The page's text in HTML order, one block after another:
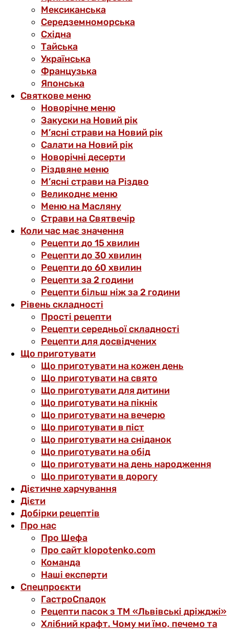
Мексиканська
Середземноморська
Східна
Тайська
Українська
Французька
Японська
Святкове меню
Новорічне меню
Закуски на Новий рік
М’ясні страви на Новий рік
Салати на Новий рік
Новорічні десерти
Різдвяне меню
М’ясні страви на Різдво
Великоднє меню
Меню на Масляну
Страви на Святвечір
Коли час має значення
Рецепти до 15 хвилин
Рецепти до 30 хвилин
Рецепти до 60 хвилин
Рецепти за 2 години
Рецепти більш ніж за 2 години
Рівень складності
Прості рецепти
Рецепти середньої складності
Рецепти для досвідчених
Що приготувати
Що приготувати на кожен день
Що приготувати на свято
Що приготувати для дитини
Що приготувати на пікнік
Що приготувати на вечерю
Що приготувати в піст
Що приготувати на сніданок
Що приготувати на обід
Що приготувати на день народження
Що приготувати в дорогу
Дієтичне харчування
Дієти
Добірки рецептів
Про нас
Про Шефа
Про сайт klopotenko.com
Команда
Наші експерти
Спецпроєкти
ГастроСпадок
Рецепти пасок з ТМ «Львівські дріжджі»
Хлібний крафт. Чому ми їмо, печемо та